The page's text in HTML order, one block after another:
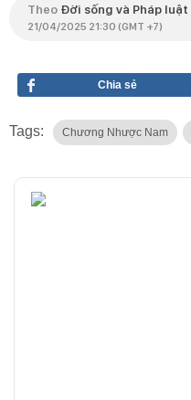
Theo Đời sống và Pháp luật
21/04/2025 21:30 (GMT +7)
Chia sẻ
Tags: Chương Nhược Nam